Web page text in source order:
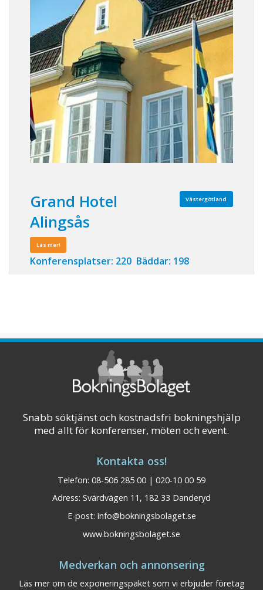
Västergötland
Grand Hotel
Alingsås
Läs mer!
Konferensplatser: 220 Bäddar: 198
Götalandsregionen nära E20, SJ
snabbtågstation och Landvetter flygplats
ligger mysiga Kaféstaden Alingsås. Hotellet
ligger i hjärtat av s ...
Snabb söktjänst och kostnadsfri bokningshjälp
med allt för konferenser, möten och event.
Kontakta oss!
Telefon: 08-506 285 00 | 020-10 00 59
Adress: Svärdvägen 11, 182 33 Danderyd
E-post: info@bokningsbolaget.se
www.bokningsbolaget.se
Medverkan och annonsering
Läs mer om de exponeringspaket som vi erbjuder företag